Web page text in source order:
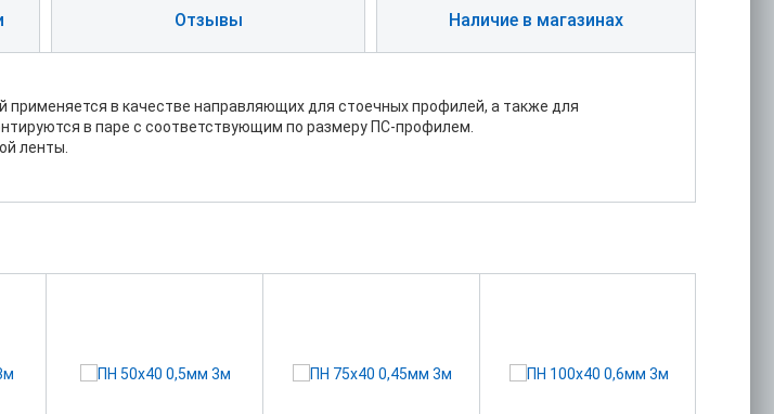
Отзывы Наличие в магазинах
в качестве направляющих для стоечных профилей, а также для
в паре с соответствующим по размеру ПС-профилем.
ленты.